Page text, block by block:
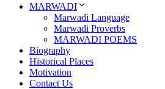
MARWADI
Marwadi Language
Marwadi Proverbs
MARWADI POEMS
Biography
Historical Places
Motivation
Contact Us